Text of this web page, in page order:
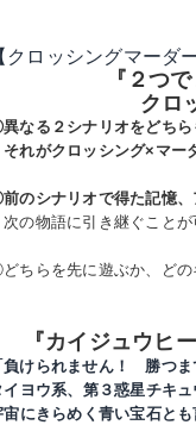
【クロッシングマーダ
『２つ
クロッ
なる２シナリオをどちら
れがクロッシング×マー
のシナリオで得た記憶、
の物語に引き継ぐことが
ちらを先に遊ぶか、どの
『カイジュウヒ
負けられません！ 勝つま
イヨウ系、第３惑星チキュ
宙にきらめく青い宝石とも